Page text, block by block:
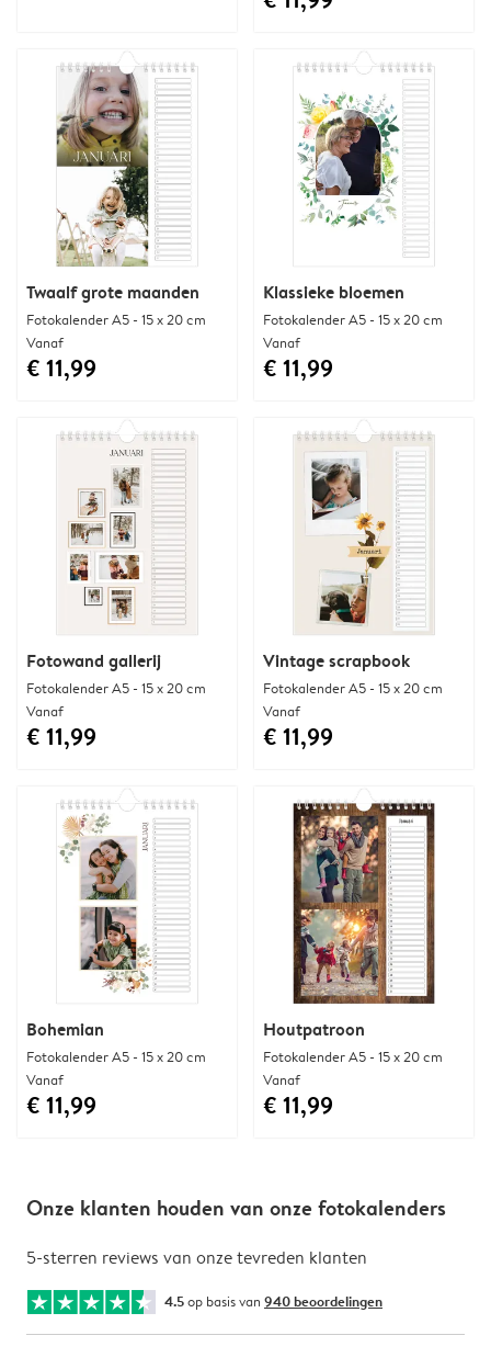
Twaalf grote maanden
Fotokalender A5 - 15 x 20 cm
Vanaf
€ 11,99
Klassieke bloemen
Fotokalender A5 - 15 x 20 cm
Vanaf
€ 11,99
Fotowand gallerij
Fotokalender A5 - 15 x 20 cm
Vanaf
€ 11,99
Vintage scrapbook
Fotokalender A5 - 15 x 20 cm
Vanaf
€ 11,99
Bohemian
Fotokalender A5 - 15 x 20 cm
Vanaf
€ 11,99
Houtpatroon
Fotokalender A5 - 15 x 20 cm
Vanaf
€ 11,99
Onze klanten houden van onze fotokalenders
5-sterren reviews van onze tevreden klanten
4.5op basis van 940 beoordelingen